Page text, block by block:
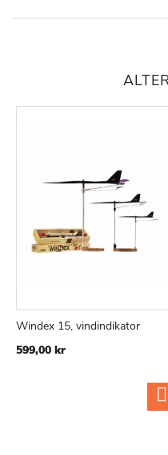
LISTE
Windex 15, vindindikator
599,00 kr